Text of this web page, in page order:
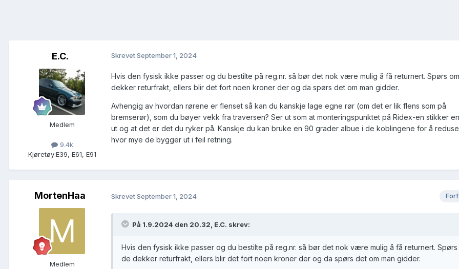
E.C.
Medlem
9.4k
Kjøretøy:E39, E61, E91
SkrevetSeptember 1, 2024
Hvis den fysisk ikke passer og du bestilte på reg.nr. så bør det nok være mulig å få returnert. Spørs
dekker returfrakt, ellers blir det fort noen kroner der og da spørs det om man gidder.
Avhengig av hvordan rørene er flenset så kan du kanskje lage egne rør (om det er lik flens som på
bremserør), som du bøyer vekk fra traversen? Ser ut som at monteringspunktet på Ridex-en stikker
ut og at det er det du ryker på. Kanskje du kan bruke en 90 grader albue i de koblingene for å
hvor mye de bygger ut i feil retning.
MortenHaa
Medlem
SkrevetSeptember 1, 2024
På 1.9.2024 den 20.32, E.C. skrev:
Hvis den fysisk ikke passer og du bestilte på reg.nr. så bør det nok være mulig å få returnert. Spørs
de dekker returfrakt, ellers blir det fort noen kroner der og da spørs det om man gidder.